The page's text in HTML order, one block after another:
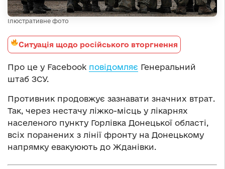
Ілюстративне фото
Ситуація щодо російського вторгнення
Про це у Facebook повідомляє Генеральний
штаб ЗСУ.
Противник продовжує зазнавати значних втрат.
Так, через нестачу ліжко-місць у лікарнях
населеного пункту Горлівка Донецької області,
всіх поранених з лінії фронту на Донецькому
напрямку евакуюють до Жданівки.